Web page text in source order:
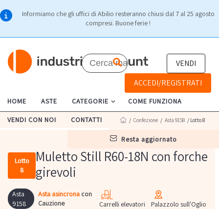
Informiamo che gli uffici di Abilio resteranno chiusi dal 7 al 25 agosto
compresi. Buone ferie !
VENDI
ACCEDI/REGISTRATI
HOME ASTE CATEGORIE COME FUNZIONA
VENDI CON NOI CONTATTI
resta aggiornato
/ Confezione / Asta 9158 / Lotto 8
Lotto
8
Muletto Still R60-18N con forche
girevoli
Asta
9158
Asta asincrona con
Cauzione
Carrelli elevatori
Palazzolo sull'Oglio